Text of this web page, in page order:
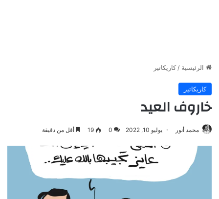
الرئيسية / كاريكاتير
كاريكاتير
خاروف العيد
محمد أنور يوليو 10, 2022 0
19 أقل من دقيقة